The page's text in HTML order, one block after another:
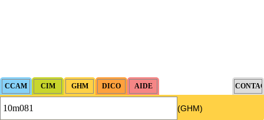
(GHM)